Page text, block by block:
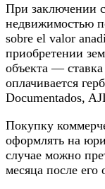
При заключении
недвижимостью
sobre el valor
приобретении
объекта —
оплачивается
Documentados,
Покупку
оформлять на
случае можно
месяца после его